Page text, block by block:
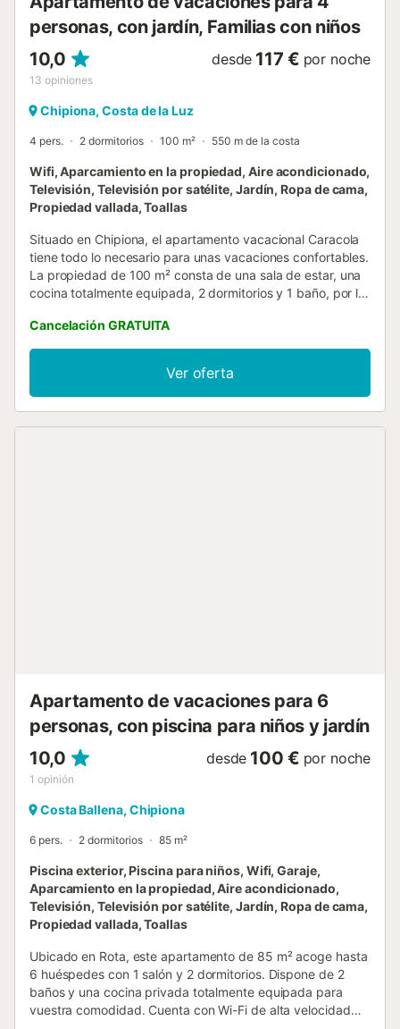
personas, con jardín, Familias con niños
10,0
13 opiniones
desde 117 € por noche
Chipiona, Costa de la Luz
4 pers. 2 dormitorios 100 m² 550 m de la costa
Wifi, Aparcamiento en la propiedad, Aire acondicionado,
Televisión, Televisión por satélite, Jardín, Ropa de cama,
Propiedad vallada, Toallas
Situado en Chipiona, el apartamento vacacional Caracola
tiene todo lo necesario para unas vacaciones confortables.
La propiedad de 100 m² consta de una sala de estar, una
cocina totalmente equipada, 2 dormitorios y 1 baño, por lo
incluyen Wi-Fi de alta velocidad (apto para
videollamadas), televisión, aire acondicionado y lavadora.
Esta propiedad cuenta con una zona exterior privada con
terraza descubierta, perfecta para relajarse. Además, los
huéspedes tienen acceso a un jardín compartido para su
Cancelación GRATUITA
Ver oferta
Apartamento de vacaciones para 6
personas, con piscina para niños y jardín
10,0
1 opinión
desde 100 € por noche
Costa Ballena, Chipiona
6 pers. 2 dormitorios 85 m²
Piscina exterior, Piscina para niños, Wifi, Garaje,
Aparcamiento en la propiedad, Aire acondicionado,
Televisión, Televisión por satélite, Jardín, Ropa de cama,
Propiedad vallada, Toallas
Ubicado en Rota, este apartamento de 85 m² acoge hasta
6 huéspedes con 1 salón y 2 dormitorios. Dispone de 2
baños y una cocina privada totalmente equipada para
vuestra comodidad. Cuenta con Wi-Fi de alta velocidad